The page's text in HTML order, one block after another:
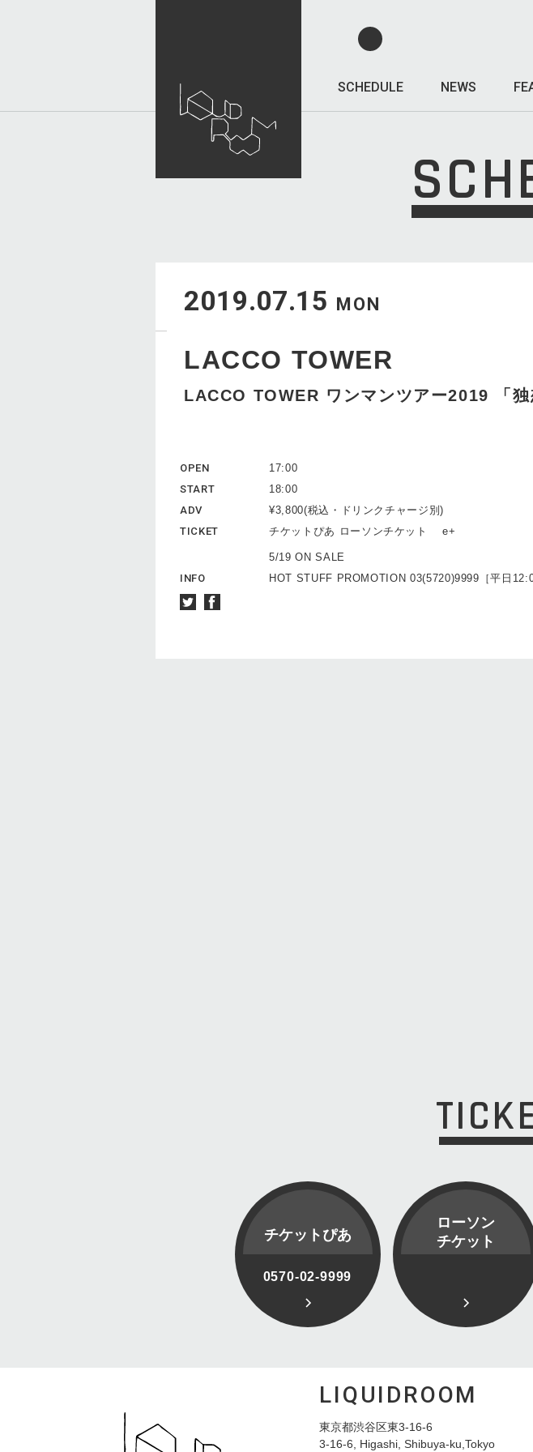
SCHEDULE NEWS
2019.07.15 MON
LACCO TOWER
LACCO TOWER ワンマンツアー2019 「独
OPEN
17:00
START
18:00
ADV
¥3,800(税込・ドリンクチャージ別)
TICKET
チケットぴあ ローソンチケット e+
5/19 ON SALE
INFO
HOT STUFF PROMOTION 03(5720)9999［平日
チケットぴあ
0570-02-9999
ローソン
チケット
LIQUIDROOM
東京都渋谷区東3-16-6
3-16-6, Higashi, Shibuya-ku,Tokyo